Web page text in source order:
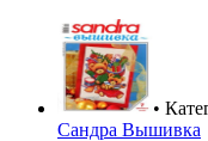
•
Сандра Вышивка